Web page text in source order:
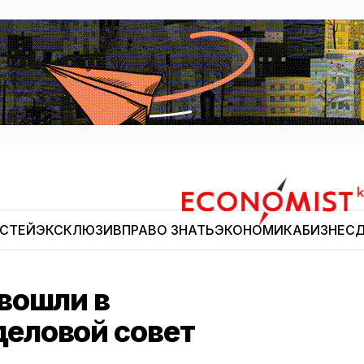
Economist.kg
ЭКСКЛЮЗИВПРАВО ЗНАТЬЭКОНОМИКАБИЗНЕС
в
совет